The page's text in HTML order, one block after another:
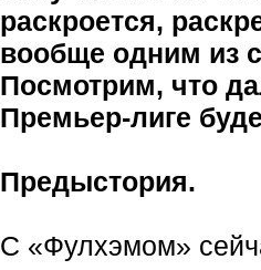
раскроется,
вообще одним из
Посмотрим, что
Премьер-лиге
Предыстория.
С «Фулхэмом»